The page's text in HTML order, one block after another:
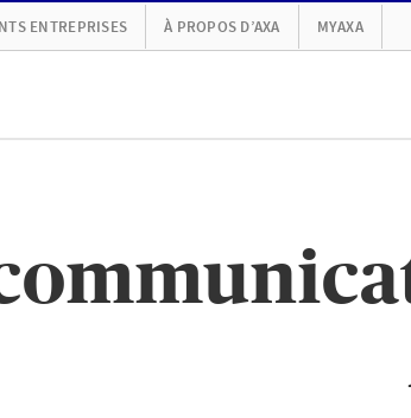
ENTREPRISES À PROPOS D’AXA MYAXA